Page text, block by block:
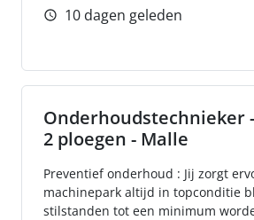
10 dagen geleden
Onderhoudstechnieker
2 ploegen - Malle
Preventief onderhoud : Jij zorgt
machinepark altijd in topconditie
stilstanden tot een minimum